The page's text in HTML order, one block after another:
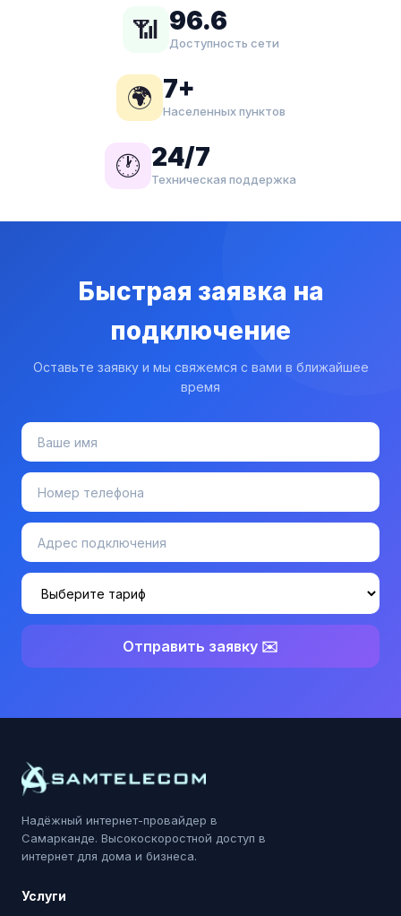
📶 96.6
Доступность сети
🌍 7+
Населенных пунктов
🕐 24/7
Техническая поддержка
Быстрая заявка на
подключение
Оставьте заявку и мы свяжемся с вами в ближайшее
время
Отправить заявку ✉️
Надёжный интернет-провайдер в
Самарканде. Высокоскоростной доступ в
интернет для дома и бизнеса.
Услуги